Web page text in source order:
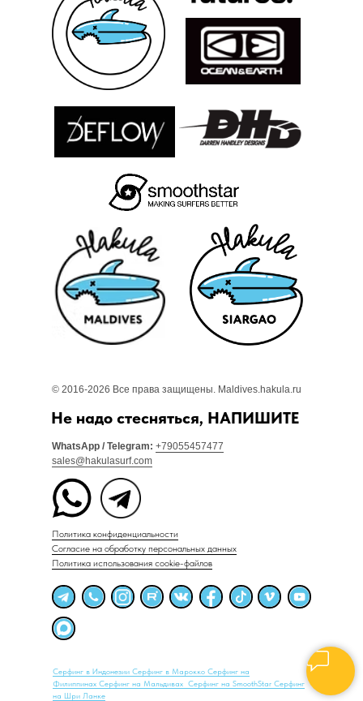
Политика конфиденциальности
Согласие на обработку персональных данных
Политика использования cookie-файлов
WhatsApp / Telegram: +79055457477
sales@hakulasurf.com
© 2016-2026 Все права защищены. Maldives.hakula.ru
Не надо стесняться, НАПИШИТЕ
Серфинг в Индонезии Серфинг в Марокко Серфинг на
Филиппинах Серфинг на Мальдивах Серфинг на SmoothStar Серфинг
на Шри Ланке